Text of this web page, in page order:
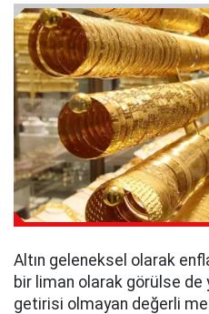
Altın geleneksel olarak
bir liman olarak görülse de
getirisi olmayan değerli